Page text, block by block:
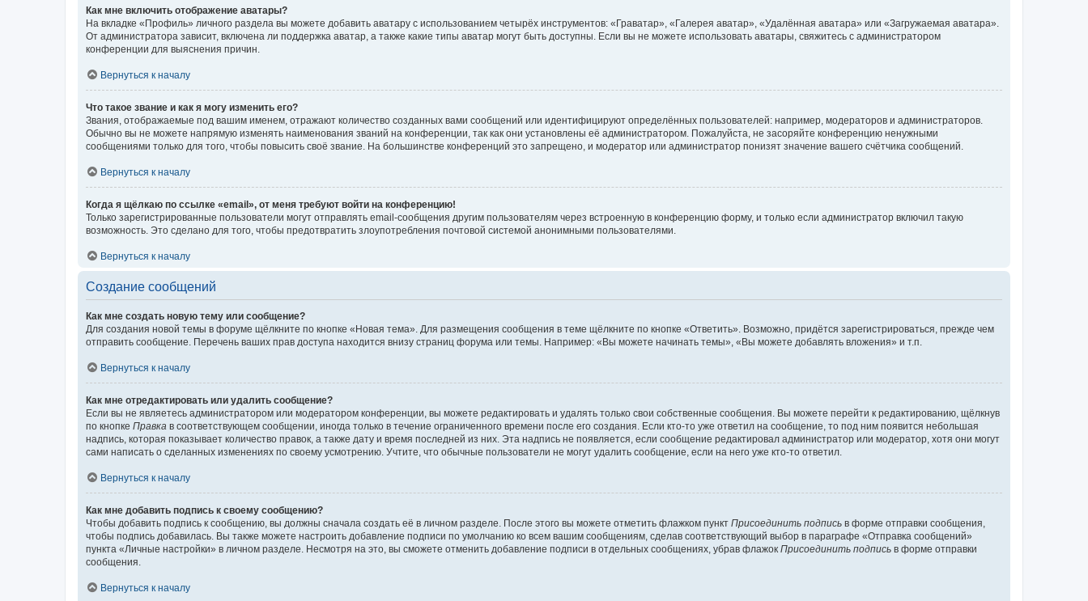
Как мне включить отображение аватары?
На вкладке «Профиль» личного раздела вы можете добавить аватару с использованием четырёх инструментов: «Граватар», «Галерея аватар», «Удалённая аватара» или «Загружаемая аватара».
От администратора зависит, включена ли поддержка аватар, а также какие типы аватар могут быть доступны. Если вы не можете использовать аватары, свяжитесь с администратором
конференции для выяснения причин.
Вернуться к началу
Что такое звание и как я могу изменить его?
Звания, отображаемые под вашим именем, отражают количество созданных вами сообщений или идентифицируют определённых пользователей: например, модераторов и администраторов.
Обычно вы не можете напрямую изменять наименования званий на конференции, так как они установлены её администратором. Пожалуйста, не засоряйте конференцию ненужными
сообщениями только для того, чтобы повысить своё звание. На большинстве конференций это запрещено, и модератор или администратор понизят значение вашего счётчика сообщений.
Вернуться к началу
Когда я щёлкаю по ссылке «email», от меня требуют войти на конференцию!
Только зарегистрированные пользователи могут отправлять email-сообщения другим пользователям через встроенную в конференцию форму, и только если администратор включил такую
возможность. Это сделано для того, чтобы предотвратить злоупотребления почтовой системой анонимными пользователями.
Вернуться к началу
Создание сообщений
Как мне создать новую тему или сообщение?
Для создания новой темы в форуме щёлкните по кнопке «Новая тема». Для размещения сообщения в теме щёлкните по кнопке «Ответить». Возможно, придётся зарегистрироваться, прежде чем
отправить сообщение. Перечень ваших прав доступа находится внизу страниц форума или темы. Например: «Вы можете начинать темы», «Вы можете добавлять вложения» и т.п.
Вернуться к началу
Как мне отредактировать или удалить сообщение?
Если вы не являетесь администратором или модератором конференции, вы можете редактировать и удалять только свои собственные сообщения. Вы можете перейти к редактированию, щёлкнув
по кнопке Правка в соответствующем сообщении, иногда только в течение ограниченного времени после его создания. Если кто-то уже ответил на сообщение, то под ним появится небольшая
надпись, которая показывает количество правок, а также дату и время последней из них. Эта надпись не появляется, если сообщение редактировал администратор или модератор, хотя они могут
сами написать о сделанных изменениях по своему усмотрению. Учтите, что обычные пользователи не могут удалить сообщение, если на него уже кто-то ответил.
Вернуться к началу
Как мне добавить подпись к своему сообщению?
Чтобы добавить подпись к сообщению, вы должны сначала создать её в личном разделе. После этого вы можете отметить флажком пункт Присоединить подпись в форме отправки сообщения,
чтобы подпись добавилась. Вы также можете настроить добавление подписи по умолчанию ко всем вашим сообщениям, сделав соответствующий выбор в параграфе «Отправка сообщений»
пункта «Личные настройки» в личном разделе. Несмотря на это, вы сможете отменить добавление подписи в отдельных сообщениях, убрав флажок Присоединить подпись в форме отправки
сообщения.
Вернуться к началу